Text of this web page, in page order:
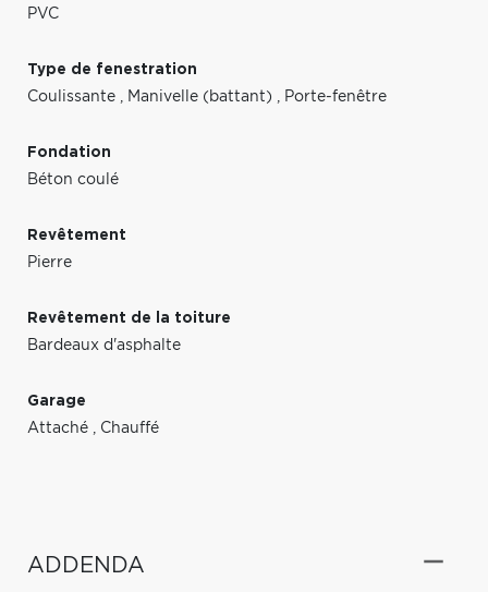
PVC
Type de fenestration
Coulissante , Manivelle (battant) , Porte-fenêtre
Fondation
Béton coulé
Revêtement
Pierre
Revêtement de la toiture
Bardeaux d'asphalte
Garage
Attaché , Chauffé
ADDENDA